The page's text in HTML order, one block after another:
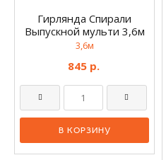
Гирлянда Спирали
Выпускной мульти 3,6м
3,6м
845 р.